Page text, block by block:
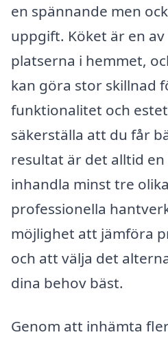
en spännande men
uppgift. Köket är en
platserna i hemmet,
kan göra stor skillnad
funktionalitet och
säkerställa att du får
resultat är det alltid
inhandla minst tre
professionella
möjlighet att jämföra
och att välja det
dina behov bäst.
Genom att inhämta